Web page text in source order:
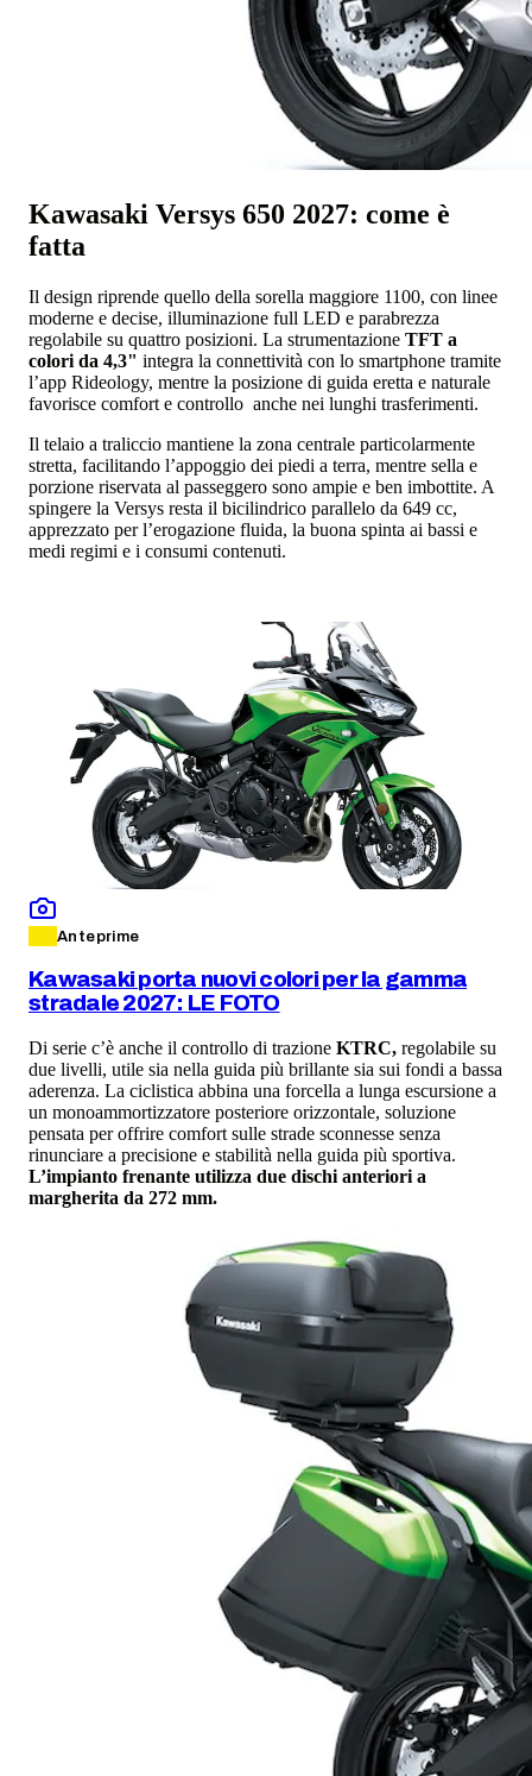
Kawasaki Versys 650 2027: come è
fatta
Il design riprende quello della sorella maggiore 1100, con linee
moderne e decise, illuminazione full LED e parabrezza
regolabile su quattro posizioni. La strumentazione TFT a
colori da 4,3" integra la connettività con lo smartphone tramite
l’app Rideology, mentre la posizione di guida eretta e naturale
favorisce comfort e controllo anche nei lunghi trasferimenti.
Il telaio a traliccio mantiene la zona centrale particolarmente
stretta, facilitando l’appoggio dei piedi a terra, mentre sella e
porzione riservata al passeggero sono ampie e ben imbottite. A
spingere la Versys resta il bicilindrico parallelo da 649 cc,
apprezzato per l’erogazione fluida, la buona spinta ai bassi e
medi regimi e i consumi contenuti.
Anteprime
Kawasaki porta nuovi colori per la gamma
stradale 2027: LE FOTO
Di serie c’è anche il controllo di trazione KTRC, regolabile su
due livelli, utile sia nella guida più brillante sia sui fondi a bassa
aderenza. La ciclistica abbina una forcella a lunga escursione a
un monoammortizzatore posteriore orizzontale, soluzione
pensata per offrire comfort sulle strade sconnesse senza
rinunciare a precisione e stabilità nella guida più sportiva.
L’impianto frenante utilizza due dischi anteriori a
margherita da 272 mm.